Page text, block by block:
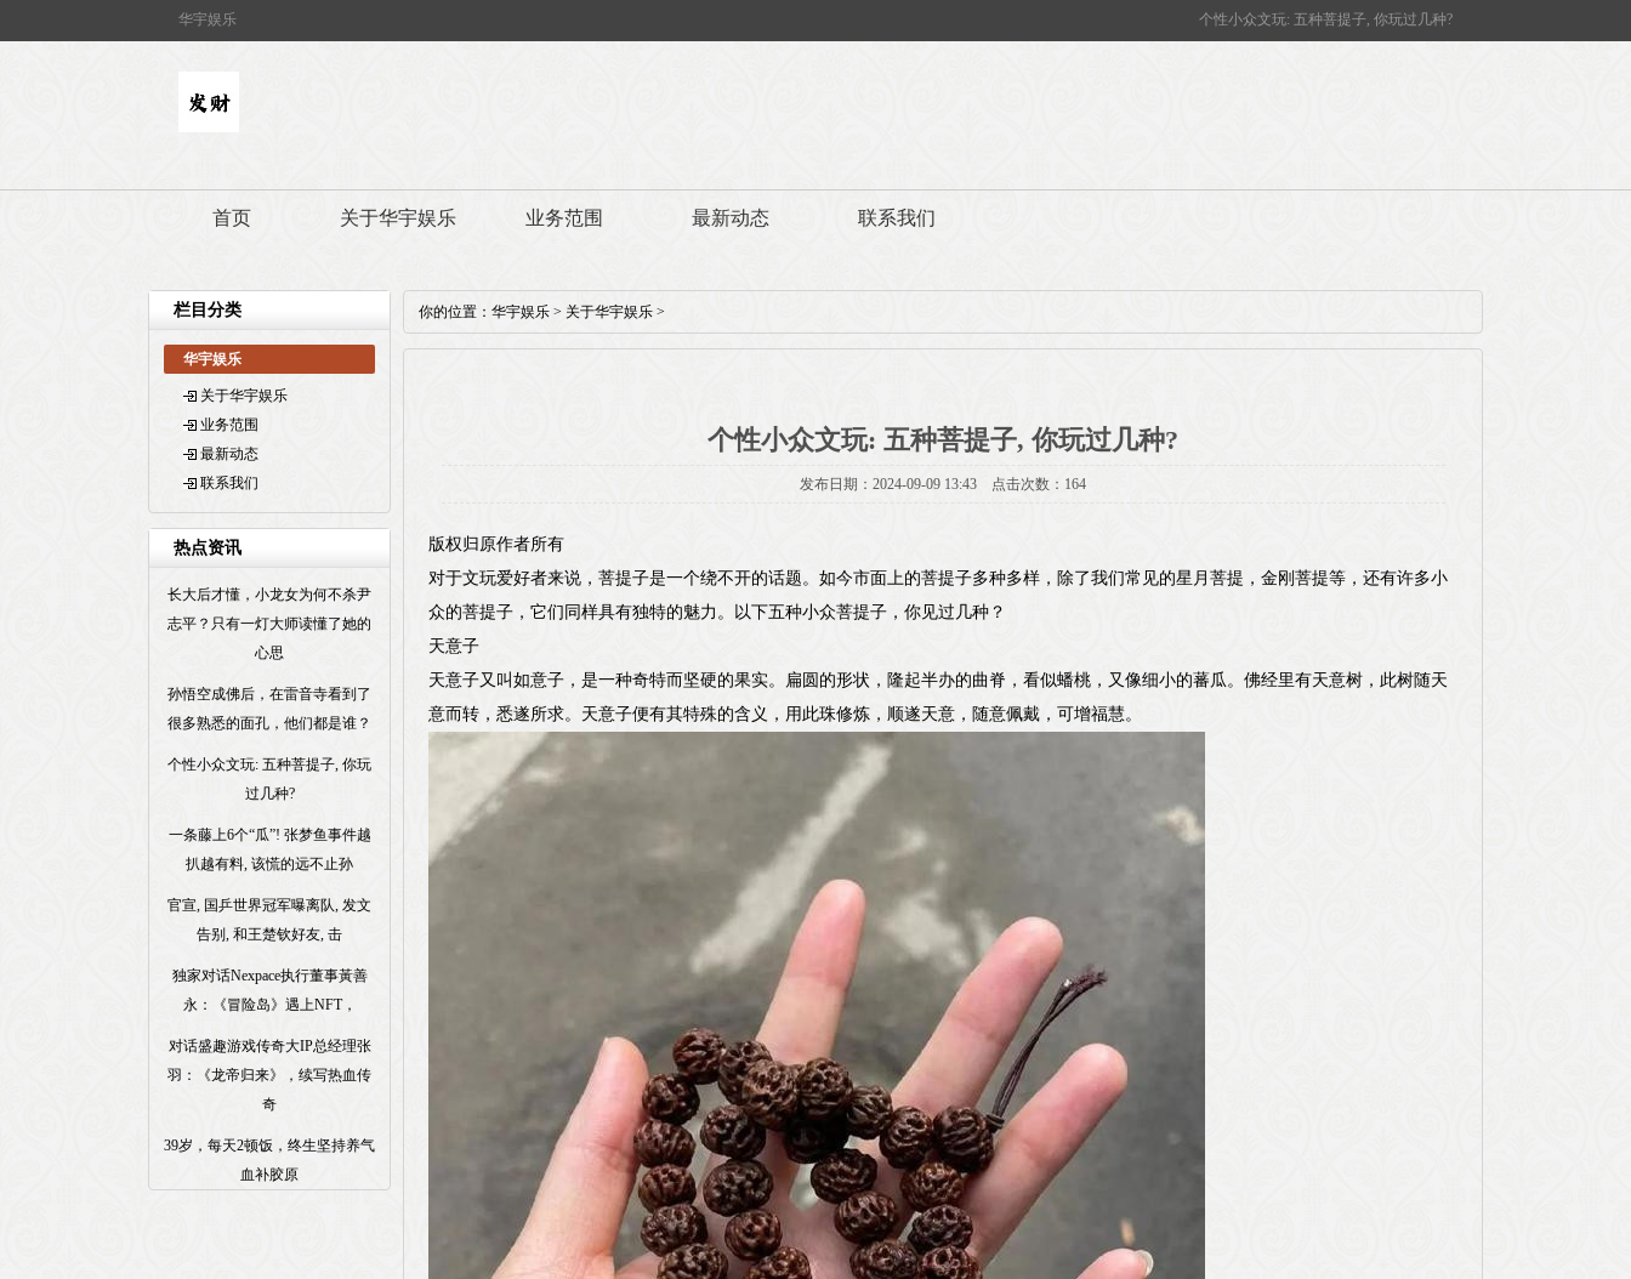
华宇娱乐 个性小众文玩: 五种菩提子, 你玩过几种?
首页 关于华宇娱乐 业务范围 最新动态 联系我们
栏目分类
华宇娱乐
关于华宇娱乐
业务范围
最新动态
联系我们
热点资讯
长大后才懂，小龙女为何不杀尹
志平？只有一灯大师读懂了她的
心思
孙悟空成佛后，在雷音寺看到了
很多熟悉的面孔，他们都是谁？
个性小众文玩: 五种菩提子, 你玩
过几种?
一条藤上6个“瓜”! 张梦鱼事件越
扒越有料, 该慌的远不止孙
官宣, 国乒世界冠军曝离队, 发文
告别, 和王楚钦好友, 击
独家对话Nexpace执行董事黃善
永：《冒险岛》遇上NFT，
对话盛趣游戏传奇大IP总经理张
羽：《龙帝归来》，续写热血传
奇
39岁，每天2顿饭，终生坚持养气
血补胶原
你的位置： 华宇娱乐 > 关于华宇娱乐 >
个性小众文玩: 五种菩提子, 你玩过几种?
发布日期：2024-09-09 13:43 点击次数：164
版权归原作者所有
对于文玩爱好者来说，菩提子是一个绕不开的话题。如今市面上的菩提子多种多样，除了我们常见的星月菩提，金刚菩提等，还有许多小
众的菩提子，它们同样具有独特的魅力。以下五种小众菩提子，你见过几种？
天意子
天意子又叫如意子，是一种奇特而坚硬的果实。扁圆的形状，隆起半办的曲脊，看似蟠桃，又像细小的蕃瓜。佛经里有天意树，此树随天
意而转，悉遂所求。天意子便有其特殊的含义，用此珠修炼，顺遂天意，随意佩戴，可增福慧。